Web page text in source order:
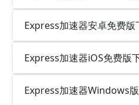
Express加速器安卓免费版
Express加速器iOS免费版
Express加速器Windows